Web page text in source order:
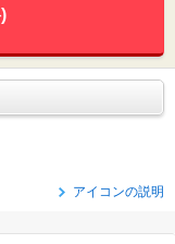
アイコンの説明